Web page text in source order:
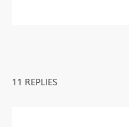
11 REPLIES